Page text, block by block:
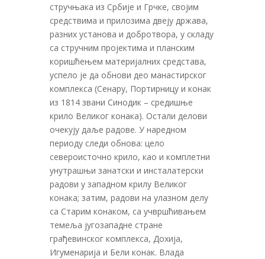
стручњака из Србије и Грчке, својим
средствима и прилозима двеју држава,
разних установа и добротвора, у складу
са стручним пројектима и планским
коришћењем материјалних средстава,
успело је да обнови део манастирског
комплекса (Сенару, Портирницу и конак
из 1814 звани Синодик – средишње
крило Великог конака). Остали делови
очекују даље радове. У наредном
периоду следи обнова: цело
североисточно крило, као и комплетни
унутрашњи занатски и инсталатерски
радови у западном крилу Великог
конака; затим, радови на улазном делу
са Старим конаком, са учвршћивањем
темеља југозападне стране
грађевинског комплекса, Дохија,
Игуменарија и Бели конак. Влада